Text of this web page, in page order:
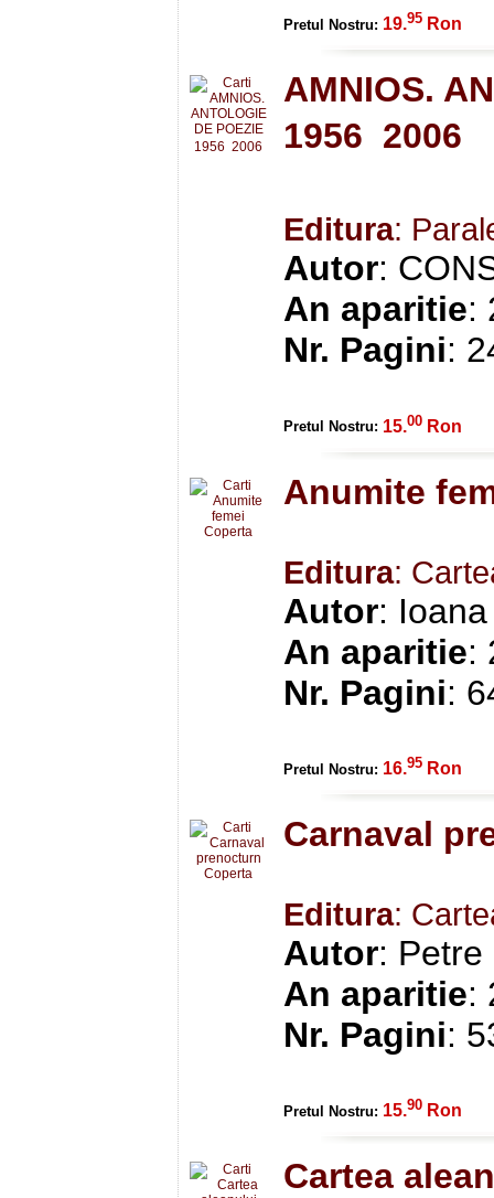
Pretul Nostru: 19.95 Ron
AMNIOS.
1956  2006
Editura:
Autor:
An aparitie:
Nr. Pagini:
Pretul Nostru: 15.00 Ron
Anumite
Editura:
Autor:
An aparitie:
Nr. Pagini:
Pretul Nostru: 16.95 Ron
Carnaval
Editura:
Autor: Petre
An aparitie:
Nr. Pagini:
Pretul Nostru: 15.90 Ron
Cartea